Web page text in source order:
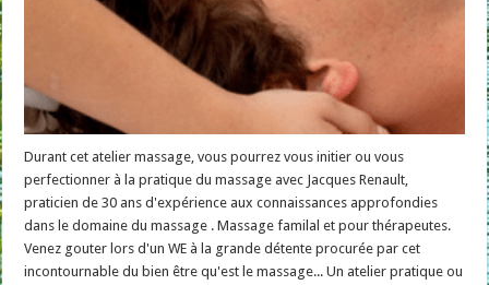
Durant cet atelier massage, vous pourrez vous initier ou vous
perfectionner à la pratique du massage avec Jacques Renault,
praticien de 30 ans d'expérience aux connaissances approfondies
dans le domaine du massage . Massage familal et pour thérapeutes.
Venez gouter lors d'un WE à la grande détente procurée par cet
incontournable du bien être qu'est le massage... Un atelier pratique ou